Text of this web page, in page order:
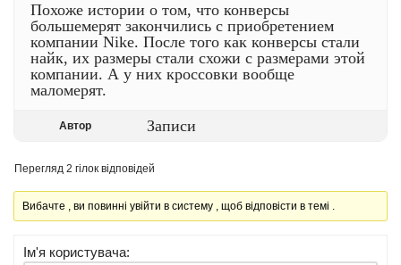
Похоже истории о том, что конверсы
большемерят закончились с приобретением
компании Nike. После того как конверсы стали
найк, их размеры стали схожи с размерами этой
компании. А у них кроссовки вообще
маломерят.
Автор Записи
Перегляд 2 гілок відповідей
Вибачте , ви повинні увійти в систему , щоб відповісти в темі .
Ім'я користувача: